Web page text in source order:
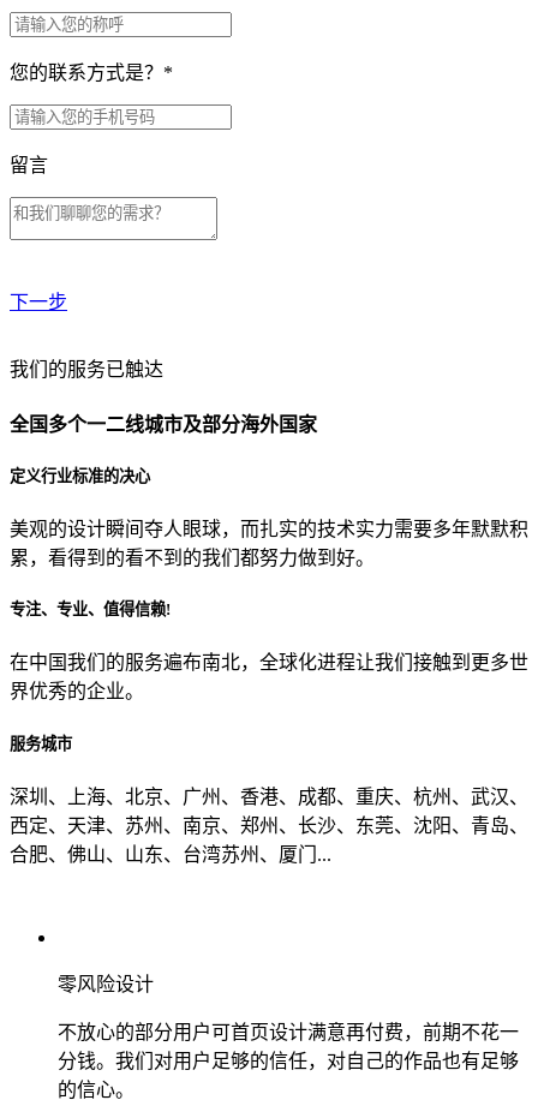
您的联系方式是？ *
留言
下一步
贵公司预算范围是？
贵公司的团队规模是？
目前主要的营销渠道是？
我们的服务已触达
全国多个一二线城市及部分海外国家
定义行业标准的决心
美观的设计瞬间夺人眼球，而扎实的技术实力需要多年默默积
累，看得到的看不到的我们都努力做到好。
专注、专业、值得信赖!
在中国我们的服务遍布南北，全球化进程让我们接触到更多世
界优秀的企业。
服务城市
深圳、上海、北京、广州、香港、成都、重庆、杭州、武汉、
西定、天津、苏州、南京、郑州、长沙、东莞、沈阳、青岛、
合肥、佛山、山东、台湾苏州、厦门...
零风险设计
不放心的部分用户可首页设计满意再付费，前期不花一
分钱。我们对用户足够的信任，对自己的作品也有足够
的信心。